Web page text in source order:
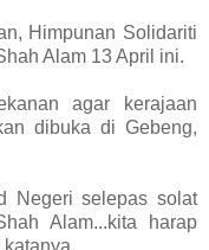
Himpunan Solidariti
Alam 13 April ini.
agar kerajaan
dibuka di Gebeng,
Negeri selepas solat
Alam...kita harap